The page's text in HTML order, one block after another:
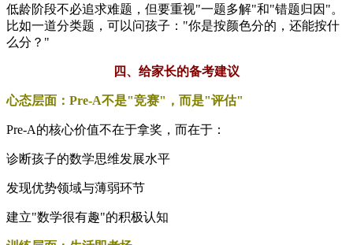
低龄阶段不必追求难题，但要重视"一题多解"和"错题归因"。
比如一道分类题，可以问孩子："你是按颜色分的，还能按什
么分？"
四、给家长的备考建议
心态层面：Pre-A不是"竞赛"，而是"评估"
Pre-A的核心价值不在于拿奖，而在于：
诊断孩子的数学思维发展水平
发现优势领域与薄弱环节
建立"数学很有趣"的积极认知